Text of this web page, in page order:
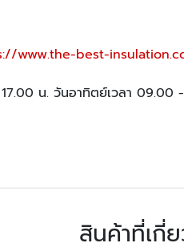
www.the-best-
น. วันอาทิตย์เวลา 09.00
สินค้าที่เกี่